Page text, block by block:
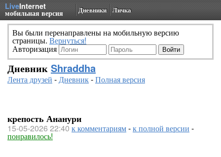
LiveInternet
мобильная версия Дневники Личка
Вы были перенаправлены на мобильную версию
страницы. Вернуться!
Авторизация
Дневник Shraddha
Лента друзей -Дневник-Полная версия
крепость Ананури
15-05-2026 22:40 к комментариям-к полной версии -
понравилось!